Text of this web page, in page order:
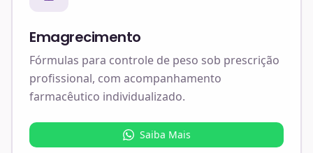
Emagrecimento
Fórmulas para controle de peso sob prescrição
profissional, com acompanhamento
farmacêutico individualizado.
Saiba Mais